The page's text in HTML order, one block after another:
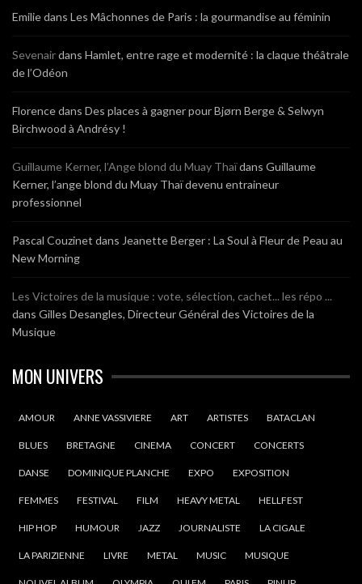
Emiliedans Les Mâchonnes de Paris : la gourmandise au féminin
Sevenairdans Hamlet, entre rage et modernité : la claque théâtrale
de l’Odéon
Florencedans Des places à gagner pour Bjørn Berge & Selwyn
Birchwood à Andrésy !
Guillaume Kerner, l’Ange blond du Muay Thaïdans Guillaume
Kerner, l’ange blond du Muay Thaï devenu entraineur
professionnel
Pascal Couzinet dans Jeanette Berger : La Soul à Fleur de Peau au
New Morning
Les Victoires de la musique : vote, sélection, cachet... les répo ...
dans Gilles Desangles, Directeur Général des Victoires de la
Musique
MON UNIVERS
AMOUR ANNE VASSIVIERE ART ARTISTES BATACLAN
BLUES BRETAGNE CINEMA CONCERT CONCERTS
DANSE DOMINIQUE PLANCHE EXPO EXPOSITION
FEMMES FESTIVAL FILM HEAVY METAL HELLFEST
HIP HOP HUMOUR JAZZ JOURNALISTE LA CIGALE
LA PARIZIENNE LIVRE METAL MUSIC MUSIQUE